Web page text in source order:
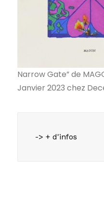
Narrow Gate” de
Janvier 2023 chez
-> + d'infos